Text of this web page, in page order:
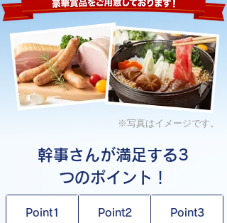
※写真はイメージです。
​幹事さんが満足する3
つのポイント！
Point1 Point2 Point3